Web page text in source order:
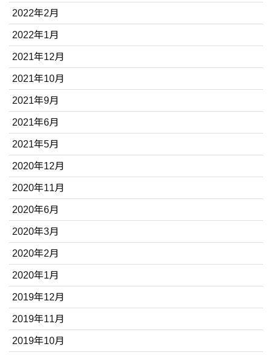
2022年2月
2022年1月
2021年12月
2021年10月
2021年9月
2021年6月
2021年5月
2020年12月
2020年11月
2020年6月
2020年3月
2020年2月
2020年1月
2019年12月
2019年11月
2019年10月